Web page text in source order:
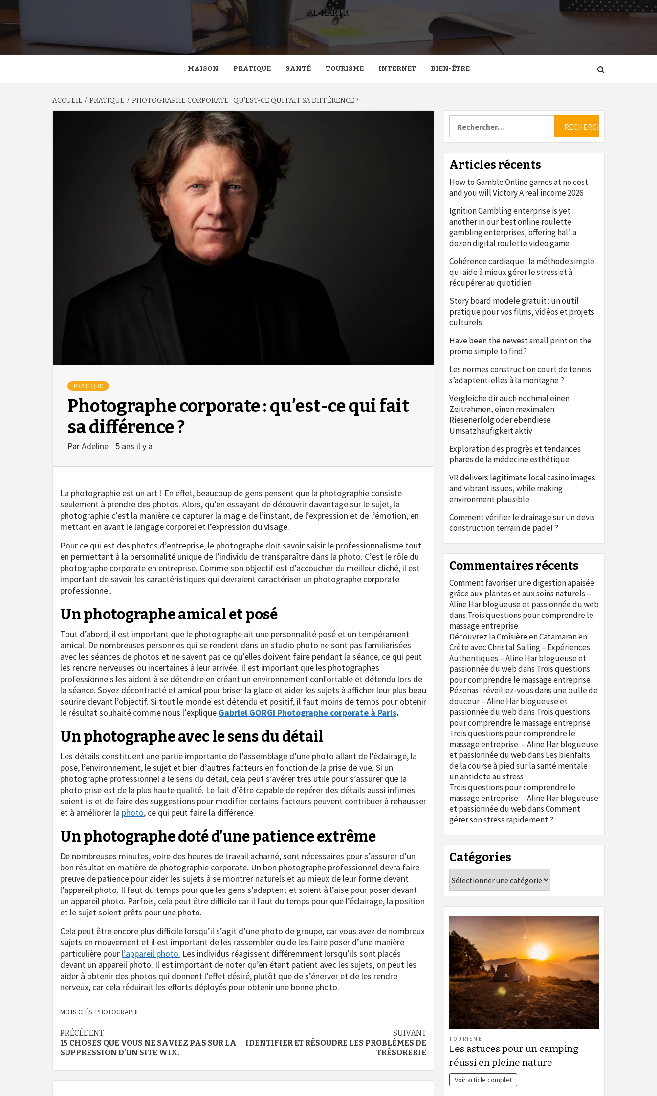
AL-HAR.FR
MAISON PRATIQUE SANTÉ TOURISME INTERNET BIEN-ÊTRE
ACCUEIL PRATIQUE PHOTOGRAPHE CORPORATE : QU’EST-CE QUI FAIT SA DIFFÉRENCE ?
PRATIQUE
Photographe corporate : qu’est-ce qui fait
sa différence ?
ParAdeline 5 ans il y a
La photographie est un art ! En effet, beaucoup de gens pensent que la photographie consiste
seulement à prendre des photos. Alors, qu’en essayant de découvrir davantage sur le sujet, la
photographie c’est la manière de capturer la magie de l’instant, de l’expression et de l’émotion, en
mettant en avant le langage corporel et l’expression du visage.
Pour ce qui est des photos d’entreprise, le photographe doit savoir saisir le professionnalisme tout
en permettant à la personnalité unique de l’individu de transparaître dans la photo. C’est le rôle du
photographe corporate en entreprise. Comme son objectif est d’accoucher du meilleur cliché, il est
important de savoir les caractéristiques qui devraient caractériser un photographe corporate
professionnel.
Un photographe amical et posé
Tout d’abord, il est important que le photographe ait une personnalité posé et un tempérament
amical. De nombreuses personnes qui se rendent dans un studio photo ne sont pas familiarisées
avec les séances de photos et ne savent pas ce qu’elles doivent faire pendant la séance, ce qui peut
les rendre nerveuses ou incertaines à leur arrivée. Il est important que les photographes
professionnels les aident à se détendre en créant un environnement confortable et détendu lors de
la séance. Soyez décontracté et amical pour briser la glace et aider les sujets à afficher leur plus beau
sourire devant l’objectif. Si tout le monde est détendu et positif, il faut moins de temps pour obtenir
le résultat souhaité comme nous l’explique Gabriel GORGI Photographe corporate à Paris.
Un photographe avec le sens du détail
Les détails constituent une partie importante de l’assemblage d’une photo allant de l’éclairage, la
pose, l’environnement, le sujet et bien d’autres facteurs en fonction de la prise de vue. Si un
photographe professionnel a le sens du détail, cela peut s’avérer très utile pour s’assurer que la
photo prise est de la plus haute qualité. Le fait d’être capable de repérer des détails aussi infimes
soient ils et de faire des suggestions pour modifier certains facteurs peuvent contribuer à rehausser
et à améliorer la photo, ce qui peut faire la différence.
Un photographe doté d’une patience extrême
De nombreuses minutes, voire des heures de travail acharné, sont nécessaires pour s’assurer d’un
bon résultat en matière de photographie corporate. Un bon photographe professionnel devra faire
preuve de patience pour aider les sujets à se montrer naturels et au mieux de leur forme devant
l’appareil photo. Il faut du temps pour que les gens s’adaptent et soient à l’aise pour poser devant
un appareil photo. Parfois, cela peut être difficile car il faut du temps pour que l’éclairage, la position
et le sujet soient prêts pour une photo.
Cela peut être encore plus difficile lorsqu’il s’agit d’une photo de groupe, car vous avez de nombreux
sujets en mouvement et il est important de les rassembler ou de les faire poser d’une manière
particulière pour l’appareil photo. Les individus réagissent différemment lorsqu’ils sont placés
devant un appareil photo. Il est important de noter qu’en étant patient avec les sujets, on peut les
aider à obtenir des photos qui donnent l’effet désiré, plutôt que de s’énerver et de les rendre
nerveux, car cela réduirait les efforts déployés pour obtenir une bonne photo.
MOTS CLÉS: PHOTOGRAPHE
Navigation
d’article
PRÉCÉDENT
15 CHOSES QUE VOUS NE SAVIEZ PAS SUR LA
SUPPRESSION D’UN SITE WIX.
SUIVANT
IDENTIFIER ET RÉSOUDRE LES PROBLÈMES DE
TRÉSORERIE
Articles récents
How to Gamble Online games at no cost
and you will Victory A real income 2026
Ignition Gambling enterprise is yet
another in our best online roulette
gambling enterprises, offering half a
dozen digital roulette video game
Cohérence cardiaque : la méthode simple
qui aide à mieux gérer le stress et à
récupérer au quotidien
Story board modele gratuit : un outil
pratique pour vos films, vidéos et projets
culturels
Have been the newest small print on the
promo simple to find?
Les normes construction court de tennis
s’adaptent-elles à la montagne ?
Vergleiche dir auch nochmal einen
Zeitrahmen, einen maximalen
Riesenerfolg oder ebendiese
Umsatzhaufigkeit aktiv
Exploration des progrès et tendances
phares de la médecine esthétique
VR delivers legitimate local casino images
and vibrant issues, while making
environment plausible
Comment vérifier le drainage sur un devis
construction terrain de padel ?
Commentaires récents
Comment favoriser une digestion apaisée
grâce aux plantes et aux soins naturels –
Aline Har blogueuse et passionnée du web
dans Trois questions pour comprendre le
massage entreprise.
Découvrez la Croisière en Catamaran en
Crète avec Christal Sailing – Expériences
Authentiques – Aline Har blogueuse et
passionnée du webdans Trois questions
pour comprendre le massage entreprise.
Pézenas : réveillez-vous dans une bulle de
douceur – Aline Har blogueuse et
passionnée du webdans Trois questions
pour comprendre le massage entreprise.
Trois questions pour comprendre le
massage entreprise. – Aline Har blogueuse
et passionnée du webdans Les bienfaits
de la course à pied sur la santé mentale :
un antidote au stress
Trois questions pour comprendre le
massage entreprise. – Aline Har blogueuse
et passionnée du webdansComment
gérer son stress rapidement ?
Catégories
TOURISME
Les astuces pour un camping
réussi en pleine nature
Voir article complet